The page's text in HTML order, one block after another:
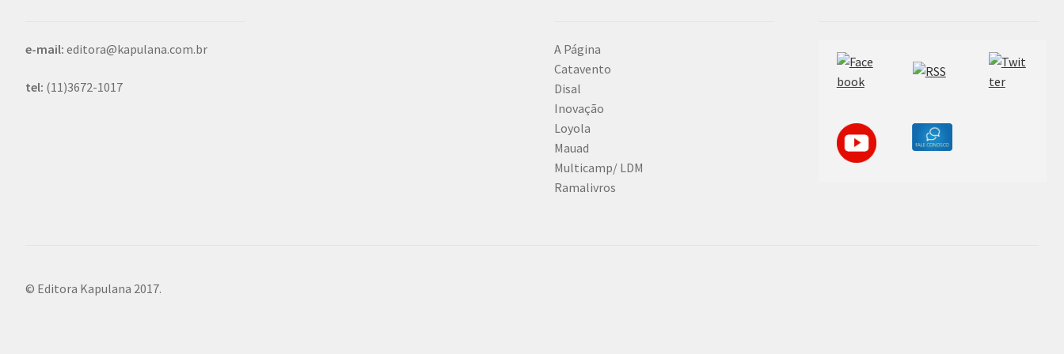
e-mail: editora@kapulana.com.br
tel: (11)3672-1017
A Página
Catavento
Disal
Inovação
Loyola
Mauad
Multicamp/ LDM
Ramalivros
© Editora Kapulana 2017.